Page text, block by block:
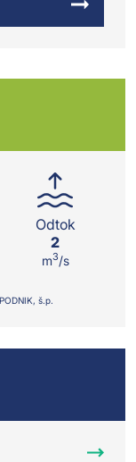
Odtok
2
m3/s
š.p.